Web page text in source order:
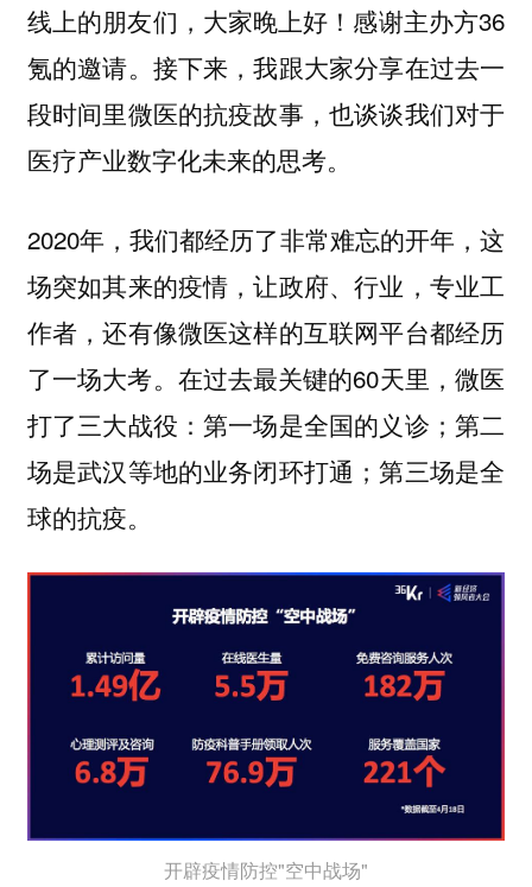
线上的朋友们，大家晚上好！感谢主办方36
氪的邀请。接下来，我跟大家分享在过去一
段时间里微医的抗疫故事，也谈谈我们对于
医疗产业数字化未来的思考。
2020年，我们都经历了非常难忘的开年，这
场突如其来的疫情，让政府、行业，专业工
作者，还有像微医这样的互联网平台都经历
了一场大考。在过去最关键的60天里，微医
打了三大战役：第一场是全国的义诊；第二
场是武汉等地的业务闭环打通；第三场是全
球的抗疫。
开辟疫情防控"空中战场"